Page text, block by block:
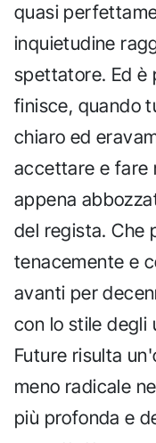
quasi
inquietudine
spettatore. Ed è
finisce, quando
chiaro ed
accettare e fare
appena
del regista. Che
tenacemente e
avanti per
con lo stile degli
Future risulta
meno radicale
più profonda e